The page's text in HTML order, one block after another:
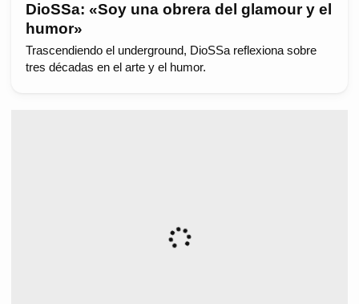
DioSSa: «Soy una obrera del glamour y el
humor»
Trascendiendo el underground, DioSSa reflexiona sobre
tres décadas en el arte y el humor.